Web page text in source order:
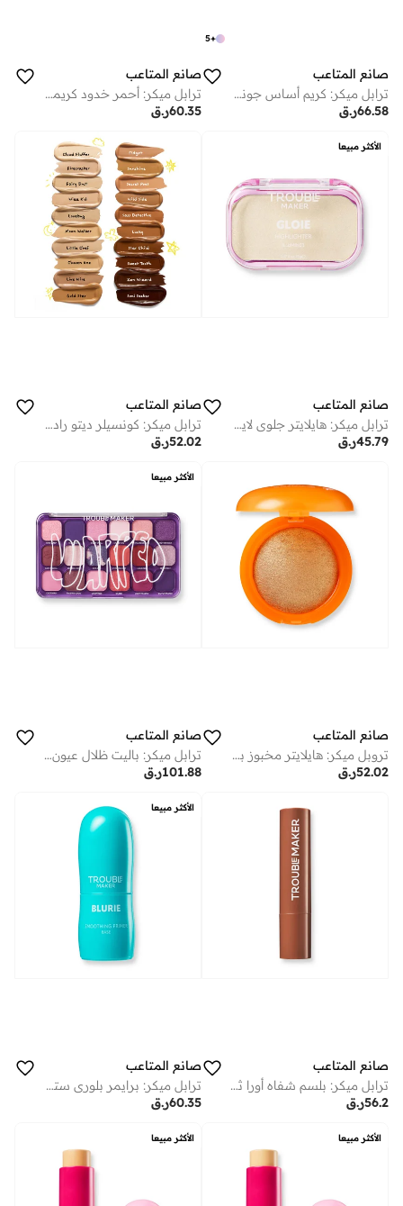
+
5
صانع المتاعب
ترابل ميكر: كريم أساس جونو بتغطية كاملة مات مون ووكر
ر.ق66.58
صانع المتاعب
ترابل ميكر: أحمر خدود كريمي على شكل عصا جينكي ستيك تشير أب هوت بينك
ر.ق60.35
الأكثر مبيعا
صانع المتاعب
ترابل ميكر: هايلايتر جلوي لايتر ديسكو داست لايت جولد
ر.ق45.79
صانع المتاعب
ترابل ميكر: كونسيلر ديتو راديانت لايف واير
ر.ق52.02
صانع المتاعب
تروبل ميكر: هايلايتر مخبوز بالزبدة هوني ديبد جولد
ر.ق52.02
الأكثر مبيعا
صانع المتاعب
ترابل ميكر: باليت ظلال عيون بيج ترابل واربد
ر.ق101.88
صانع المتاعب
ترابل ميكر: بلسم شفاه أورا ثيو براون
ر.ق56.2
الأكثر مبيعا
صانع المتاعب
ترابل ميكر: برايمر بلوري ستيك
ر.ق60.35
الأكثر مبيعا الأكثر مبيعا